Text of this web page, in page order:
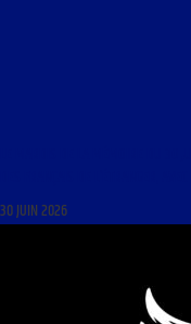
30 JUIN 2026